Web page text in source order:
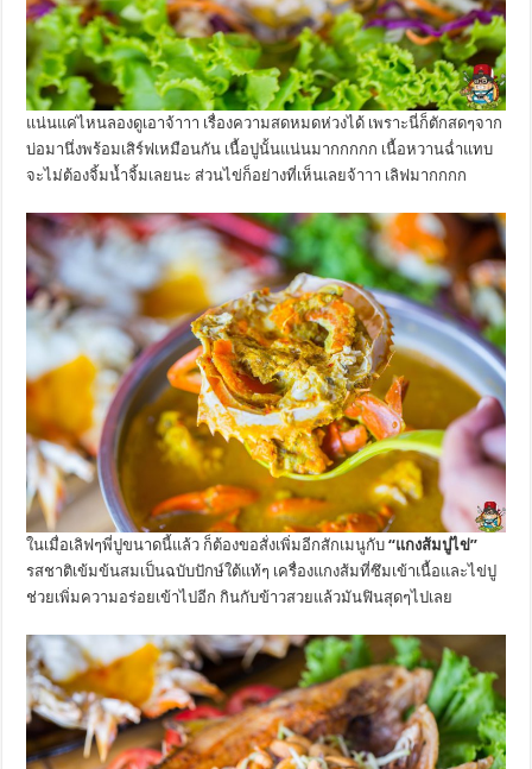
แน่นแค่ไหนลองดูเอาจ้าาา เรื่องความสดหมดห่วงได้ เพราะนี่ก็ตักสดๆจาก
บ่อมานึ่งพร้อมเสิร์ฟเหมือนกัน เนื้อปูนั้นแน่นมากกกกก เนื้อหวานฉ่ำแทบ
จะไม่ต้องจิ้มน้ำจิ้มเลยนะ ส่วนไข่ก็อย่างที่เห็นเลยจ้าาา เลิฟมากกกก
ในเมื่อเลิฟๆพี่ปูขนาดนี้แล้ว ก็ต้องขอสั่งเพิ่มอีกสักเมนูกับ“แกงส้มปูไข่”
รสชาติเข้มข้นสมเป็นฉบับปักษ์ใต้แท้ๆ เครื่องแกงส้มที่ซึมเข้าเนื้อและไข่ปู
ช่วยเพิ่มความอร่อยเข้าไปอีก กินกับข้าวสวยแล้วมันฟินสุดๆไปเลย